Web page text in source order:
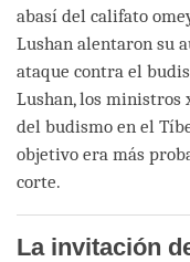
abasí del califato
Lushan alentaron su
ataque contra el
Lushan, los ministros
del budismo en el
objetivo era más
corte.
La invitación